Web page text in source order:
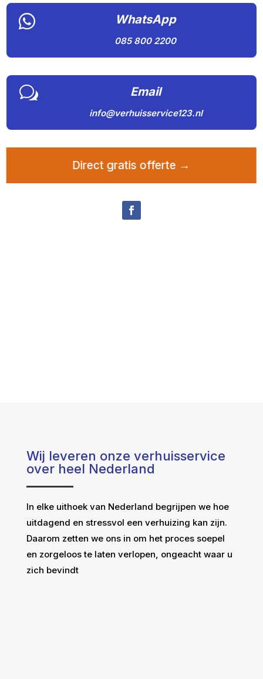
 WhatsApp
085 800 2200
w Email
info@verhuisservice123.nl
Direct gratis offerte →
Wij leveren onze verhuisservice
over heel Nederland
In elke uithoek van Nederland begrijpen we hoe
uitdagend en stressvol een verhuizing kan zijn.
Daarom zetten we ons in om het proces soepel
en zorgeloos te laten verlopen, ongeacht waar u
zich bevindt